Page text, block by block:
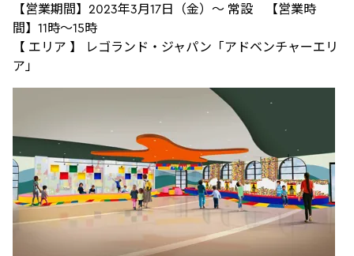
【営業期間】2023年3月17日（金）～ 常設 【営業時
間】11時～15時
【 エリア 】 レゴランド・ジャパン「アドベンチャーエリ
ア」